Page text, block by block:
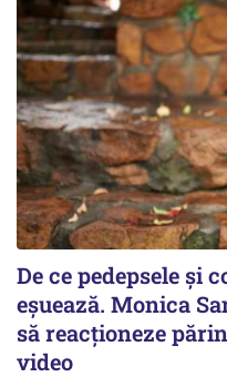
De ce pedepsele și
eșuează. Monica
să reacționeze
video